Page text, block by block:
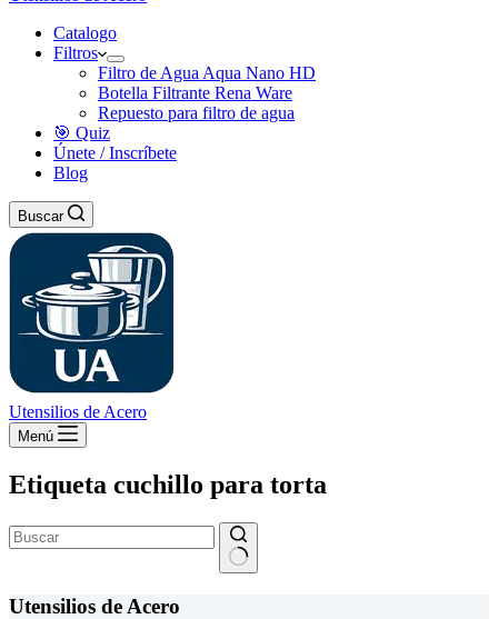
Catalogo
Filtros
Filtro de Agua Aqua Nano HD
Botella Filtrante Rena Ware
Repuesto para filtro de agua
🎯 Quiz
Únete / Inscríbete
Blog
Buscar
Utensilios de Acero
Menú
Etiqueta cuchillo para torta
resultados
Utensilios de Acero